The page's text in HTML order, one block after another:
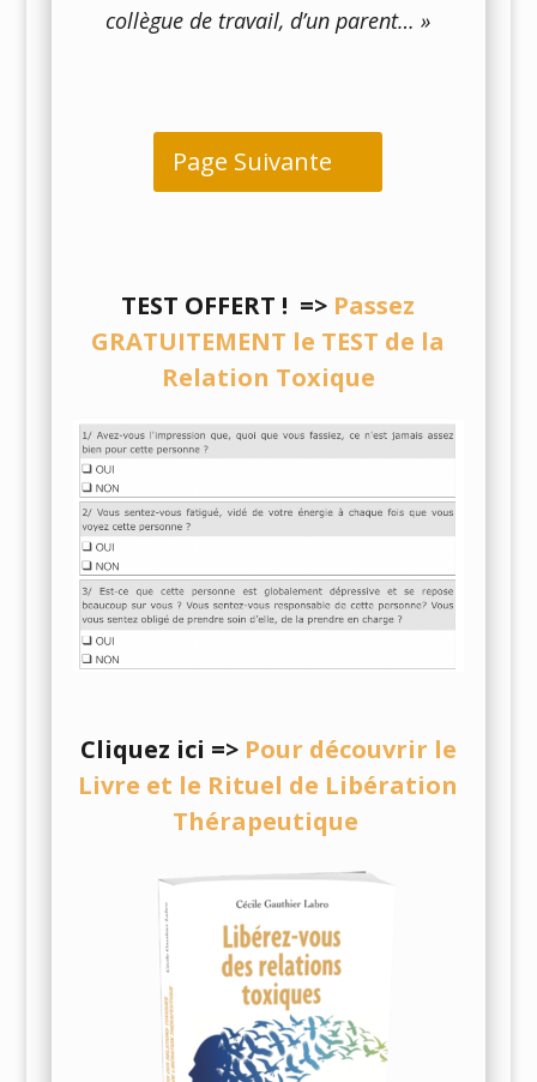
collègue de travail, d’un parent… »
Page Suivante
TEST OFFERT ! => Passez
GRATUITEMENT le TEST de la
Relation Toxique
Cliquez ici => Pour découvrir le
Livre et le Rituel de Libération
Thérapeutique